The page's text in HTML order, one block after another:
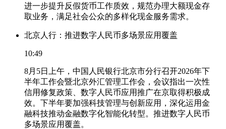
进一步提升反假货币工作质效，规范办理大额现金存
取业务，满足社会公众的多样化现金服务需求。
北京人行：推进数字人民币多场景应用覆盖
10:49
8月5日上午，中国人民银行北京市分行召开2026年下
半年工作会暨北京外汇管理工作会，会议指出一次性
信用修复政策、数字人民币应用推广在京取得积极成
效。下半年要加强科技管理与创新应用，深化运用金
融科技推动金融数字化智能化转型。推进数字人民币
多场景应用覆盖。